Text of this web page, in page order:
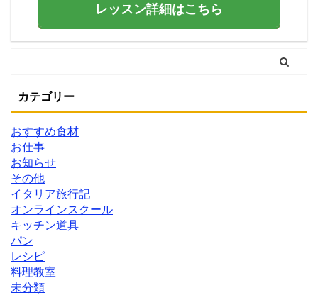
レッスン詳細はこちら
カテゴリー
おすすめ食材
お仕事
お知らせ
その他
イタリア旅行記
オンラインスクール
キッチン道具
パン
レシピ
料理教室
未分類